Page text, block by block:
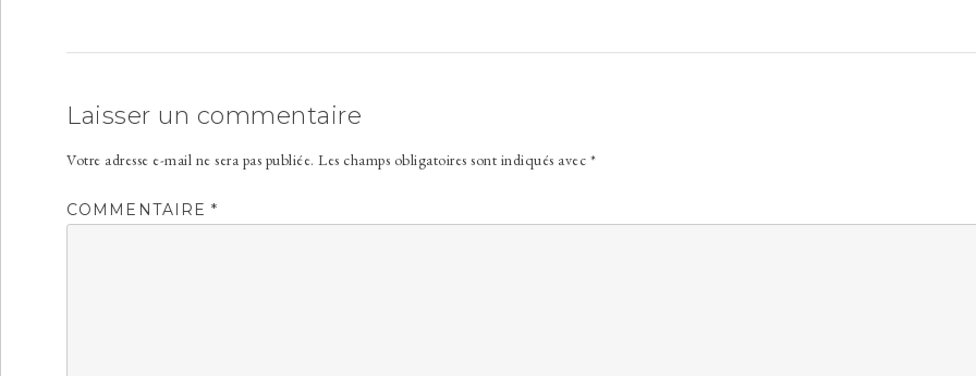
Laisser un commentaire
Votre adresse e-mail ne sera pas publiée. Les champs obligatoires sont indiqués avec *
COMMENTAIRE*